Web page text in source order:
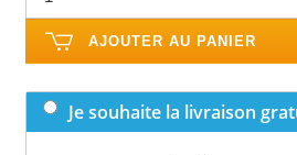
AJOUTER AU PANIER
Je souhaite la livraison